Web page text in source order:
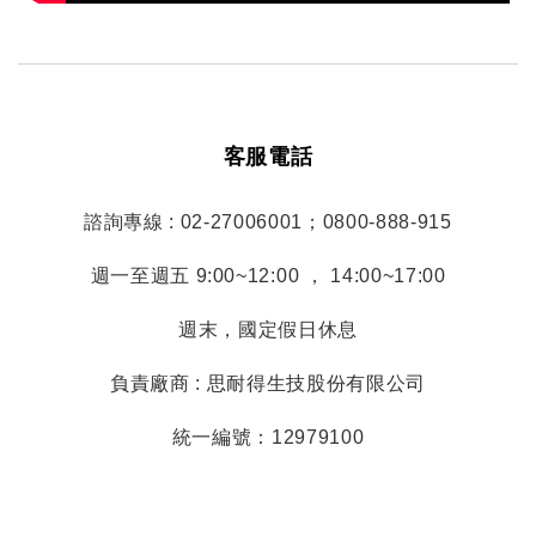
客服電話
諮詢專線 : 02-27006001；0800-888-915
週一至週五 9:00~12:00 ， 14:00~17:00
週末，國定假日休息
負責廠商 : 思耐得生技股份有限公司
統一編號：12979100